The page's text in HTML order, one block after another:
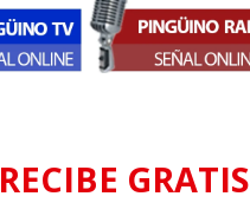
RECIBE GRATIS